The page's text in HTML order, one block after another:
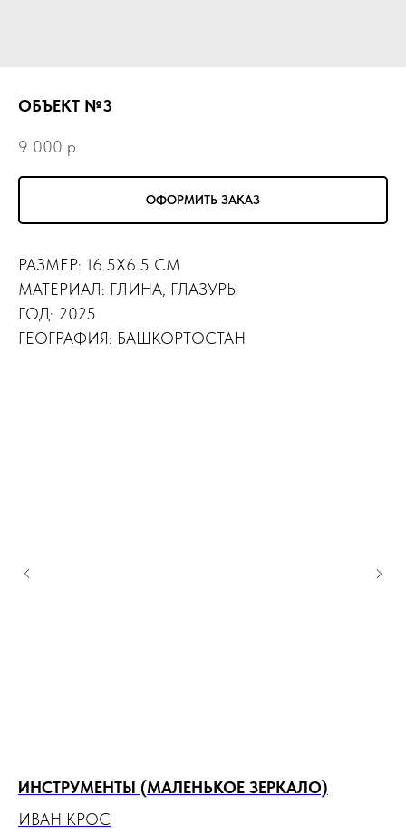
ОБЪЕКТ №3
9 000 р.
ОФОРМИТЬ ЗАКАЗ
РАЗМЕР: 16.5Х6.5 СМ
МАТЕРИАЛ: ГЛИНА, ГЛАЗУРЬ
ГОД: 2025
ГЕОГРАФИЯ: БАШКОРТОСТАН
ИНСТРУМЕНТЫ (МАЛЕНЬКОЕ ЗЕРКАЛО)
ИВАН КРОС